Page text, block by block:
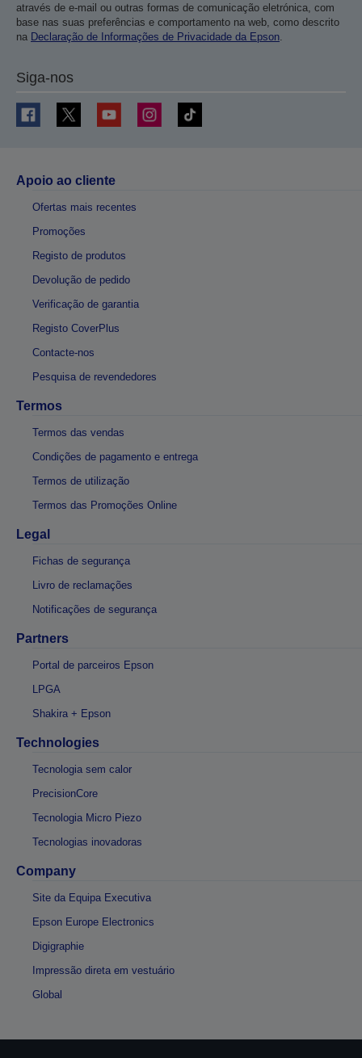
através de e-mail ou outras formas de comunicação eletrónica, com
base nas suas preferências e comportamento na web, como descrito
na Declaração de Informações de Privacidade da Epson.
Siga-nos
Apoio ao cliente
Ofertas mais recentes
Promoções
Registo de produtos
Devolução de pedido
Verificação de garantia
Registo CoverPlus
Contacte-nos
Pesquisa de revendedores
Termos
Termos das vendas
Condições de pagamento e entrega
Termos de utilização
Termos das Promoções Online
Legal
Fichas de segurança
Livro de reclamações
Notificações de segurança
Partners
Portal de parceiros Epson
LPGA
Shakira + Epson
Technologies
Tecnologia sem calor
PrecisionCore
Tecnologia Micro Piezo
Tecnologias inovadoras
Company
Site da Equipa Executiva
Epson Europe Electronics
Digigraphie
Impressão direta em vestuário
Global